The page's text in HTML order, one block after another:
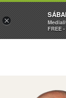
Sábado
×
FREE